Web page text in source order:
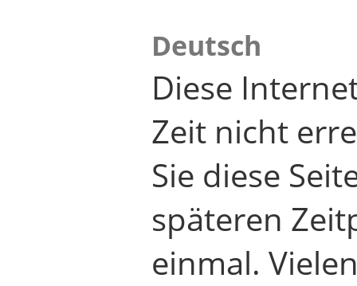
Deutsch
Diese
Zeit nicht
Sie diese
späteren
einmal.